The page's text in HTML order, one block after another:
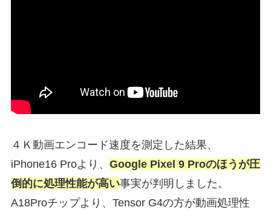
４Ｋ動画エンコード速度を測定した結果、
iPhone16 Proより、 Google Pixel 9 Proのほうが圧
倒的に処理性能が高い事実が判明しました。
A18Proチップより、Tensor G4の方が動画処理性